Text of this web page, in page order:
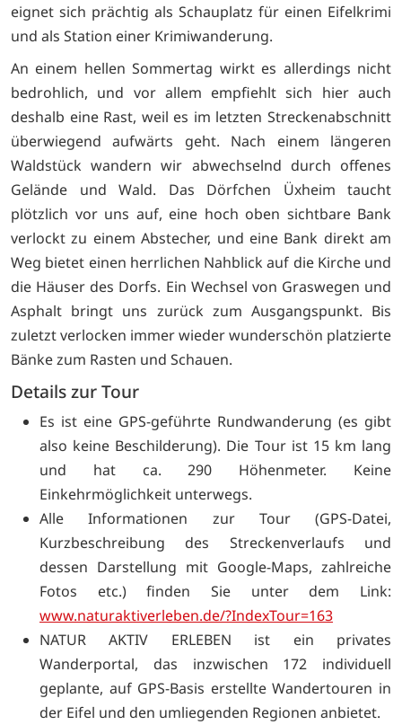
eignet sich prächtig als Schauplatz für einen Eifelkrimi
und als Station einer Krimiwanderung.
An einem hellen Sommertag wirkt es allerdings nicht
bedrohlich, und vor allem empfiehlt sich hier auch
deshalb eine Rast, weil es im letzten Streckenabschnitt
überwiegend aufwärts geht. Nach einem längeren
Waldstück wandern wir abwechselnd durch offenes
Gelände und Wald. Das Dörfchen Üxheim taucht
plötzlich vor uns auf, eine hoch oben sichtbare Bank
verlockt zu einem Abstecher, und eine Bank direkt am
Weg bietet einen herrlichen Nahblick auf die Kirche und
die Häuser des Dorfs. Ein Wechsel von Graswegen und
Asphalt bringt uns zurück zum Ausgangspunkt. Bis
zuletzt verlocken immer wieder wunderschön platzierte
Bänke zum Rasten und Schauen.
Details zur Tour
Es ist eine GPS-geführte Rundwanderung (es gibt
also keine Beschilderung). Die Tour ist 15 km lang
und hat ca. 290 Höhenmeter. Keine
Einkehrmöglichkeit unterwegs.
Alle Informationen zur Tour (GPS-Datei,
Kurzbeschreibung des Streckenverlaufs und
dessen Darstellung mit Google-Maps, zahlreiche
Fotos etc.) finden Sie unter dem Link:
www.naturaktiverleben.de/?IndexTour=163
NATUR AKTIV ERLEBEN ist ein privates
Wanderportal, das inzwischen 172 individuell
geplante, auf GPS-Basis erstellte Wandertouren in
der Eifel und den umliegenden Regionen anbietet.